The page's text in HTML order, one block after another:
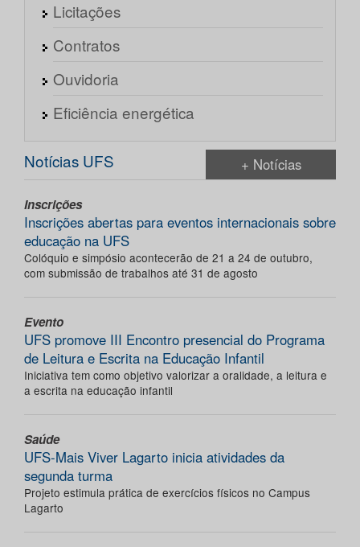
Licitações
Contratos
Ouvidoria
Eficiência energética
Notícias UFS + Notícias
Inscrições
Inscrições abertas para eventos internacionais sobre
educação na UFS
Colóquio e simpósio acontecerão de 21 a 24 de outubro,
com submissão de trabalhos até 31 de agosto
Evento
UFS promove III Encontro presencial do Programa
de Leitura e Escrita na Educação Infantil
Iniciativa tem como objetivo valorizar a oralidade, a leitura e
a escrita na educação infantil
Saúde
UFS-Mais Viver Lagarto inicia atividades da
segunda turma
Projeto estimula prática de exercícios físicos no Campus
Lagarto